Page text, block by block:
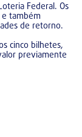
Federal. Os
e também
de retorno.
cinco bilhetes,
previamente